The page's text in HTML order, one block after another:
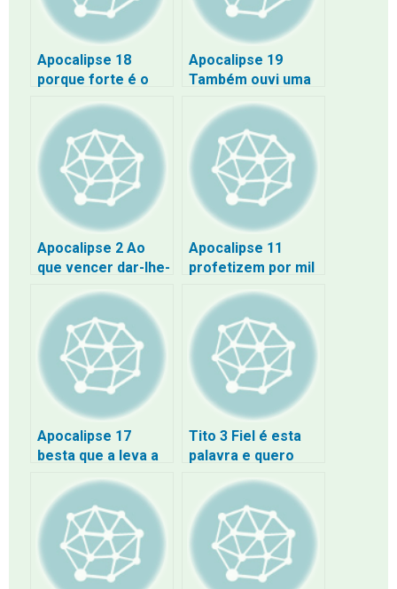
Apocalipse 18
porque forte é o
julga
Apocalipse 19
Também ouvi uma
grande multidão
Apocalipse 2 Ao
que vencer dar-lhe-
árvore da vida
Apocalipse 11
profetizem por mil
sessenta dias
Apocalipse 17
besta que a leva a
cabeças e dez
chifres
Tito 3 Fiel é esta
palavra e quero
com firmeza